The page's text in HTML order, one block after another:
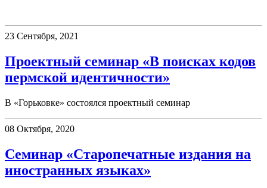
23 Сентября, 2021
Проектный семинар «В поисках кодов
пермской идентичности»
В «Горьковке» состоялся проектный семинар
08 Октября, 2020
Семинар «Старопечатные издания на
иностранных языках»